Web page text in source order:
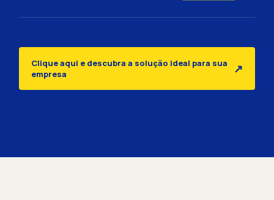
Clique aqui e descubra a solução ideal para sua
empresa
↗